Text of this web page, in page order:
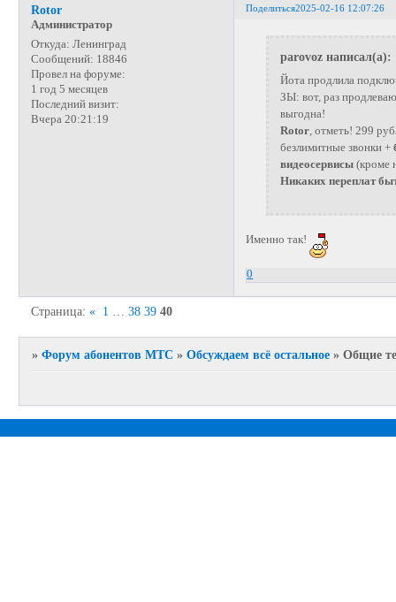
Поделиться2025-02-16 12:07:26
Rotor
Администратор
Откуда: Ленинград
Сообщений: 18846
Провел на форуме:
1 год 5 месяцев
Последний визит:
Вчера 20:21:19
parovoz написал(а):
Йота продлила
ЗЫ: вот, раз
выгодна!
Rotor, отметь! 299
безлимитные звонки +
видеосервисы(кроме
Никаких переплат
Именно так!
0
Страница:« 1 38 39 40
»Форум абонентов МТС »Обсуждаем всё остальное »Общие